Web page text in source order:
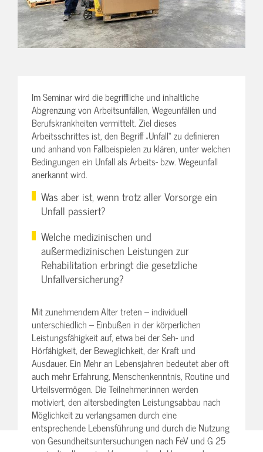
Im Seminar wird die begriffliche und inhaltliche
Abgrenzung von Arbeitsunfällen, Wegeunfällen und
Berufskrankheiten vermittelt. Ziel dieses
Arbeitsschrittes ist, den Begriff „Unfall“ zu definieren
und anhand von Fallbeispielen zu klären, unter welchen
Bedingungen ein Unfall als Arbeits- bzw. Wegeunfall
anerkannt wird.
Was aber ist, wenn trotz aller Vorsorge ein
Unfall passiert?
Welche medizinischen und
außermedizinischen Leistungen zur
Rehabilitation erbringt die gesetzliche
Unfallversicherung?
Mit zunehmendem Alter treten – individuell
unterschiedlich – Einbußen in der körperlichen
Leistungsfähigkeit auf, etwa bei der Seh- und
Hörfähigkeit, der Beweglichkeit, der Kraft und
Ausdauer. Ein Mehr an Lebensjahren bedeutet aber oft
auch mehr Erfahrung, Menschenkenntnis, Routine und
Urteilsvermögen. Die Teilnehmer:innen werden
motiviert, den altersbedingten Leistungsabbau nach
Möglichkeit zu verlangsamen durch eine
entsprechende Lebensführung und durch die Nutzung
von Gesundheitsuntersuchungen nach FeV und G 25